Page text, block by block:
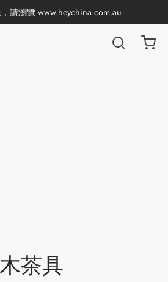
請瀏覽 www.heychina.com.au
木茶具